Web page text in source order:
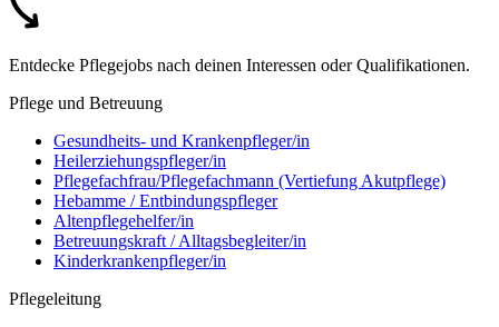
Entdecke Pflegejobs nach deinen Interessen oder Qualifikationen.
Pflege und Betreuung
Gesundheits- und Krankenpfleger/in
Heilerziehungspfleger/in
Pflegefachfrau/Pflegefachmann (Vertiefung Akutpflege)
Hebamme / Entbindungspfleger
Altenpflegehelfer/in
Betreuungskraft / Alltagsbegleiter/in
Kinderkrankenpfleger/in
Pflegeleitung